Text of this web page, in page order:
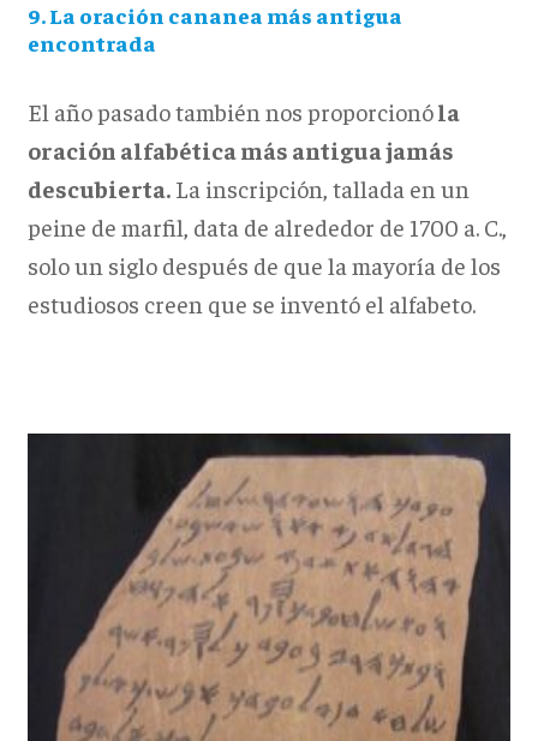
9. La oración cananea más antigua
encontrada
El año pasado también nos proporcionóla
oración alfabética más antigua jamás
descubierta. La inscripción, tallada en un
peine de marfil, data de alrededor de 1700 a. C.,
solo un siglo después de que la mayoría de los
estudiosos creen que se inventó el alfabeto.